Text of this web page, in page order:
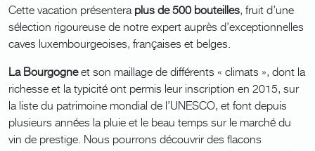
Cette vacation présenteraplus de 500 bouteilles, fruit d’une
sélection rigoureuse de notre expert auprès d’exceptionnelles
caves luxembourgeoises, françaises et belges.
La Bourgogneet son maillage de différents « climats », dont la
richesse et la typicité ont permis leur inscription en 2015, sur
la liste du patrimoine mondial de l’UNESCO, et font depuis
plusieurs années la pluie et le beau temps sur le marché du
vin de prestige. Nous pourrons découvrir des flacons